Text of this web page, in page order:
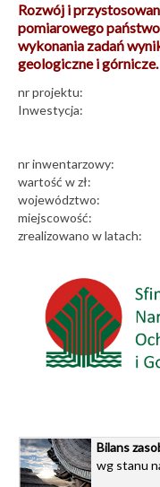
Rozwój i
pomiarowego
wykonania zadań
geologiczne i górnicze.
nr projektu:
Inwestycja:
nr inwentarzowy:
wartość w zł:
województwo:
miejscowość:
zrealizowano w latach:
Bilans
wg stanu